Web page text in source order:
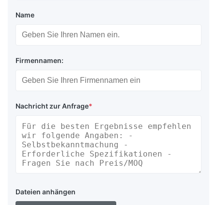
Name
Firmennamen:
Nachricht zur Anfrage*
Dateien anhängen